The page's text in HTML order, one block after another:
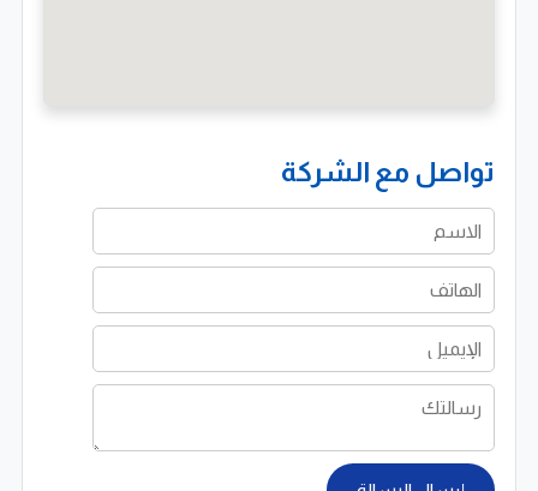
تواصل مع الشركة